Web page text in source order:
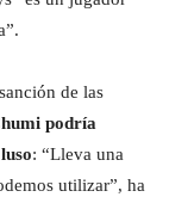
de las
podría
: “Lleva una
utilizar”, ha